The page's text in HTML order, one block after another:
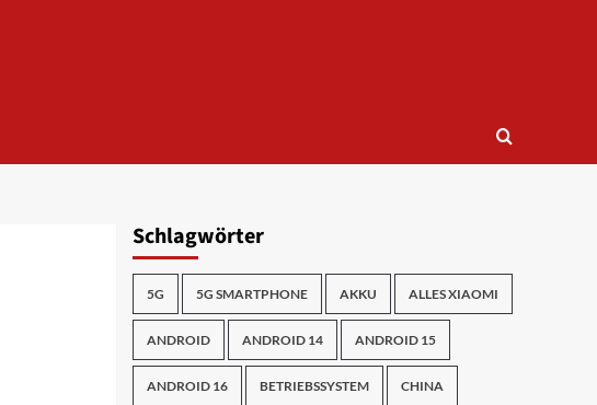
Schlagwörter
5G 5G SMARTPHONE AKKU ALLES XIAOMI
ANDROID ANDROID 14 ANDROID 15
ANDROID 16 BETRIEBSSYSTEM CHINA